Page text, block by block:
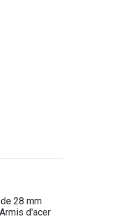
28 mm
d'acer